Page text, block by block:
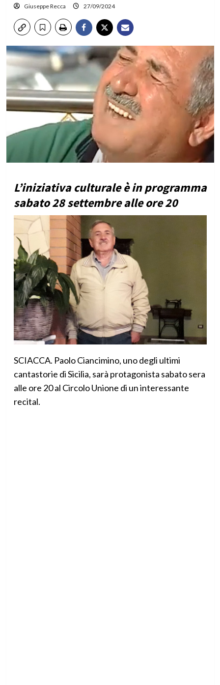
Giuseppe Recca 27/09/2024
L’iniziativa culturale è in programma
sabato 28 settembre alle ore 20
SCIACCA. Paolo Ciancimino, uno degli ultimi
cantastorie di Sicilia, sarà protagonista sabato sera
alle ore 20 al Circolo Unione di un interessante
recital.